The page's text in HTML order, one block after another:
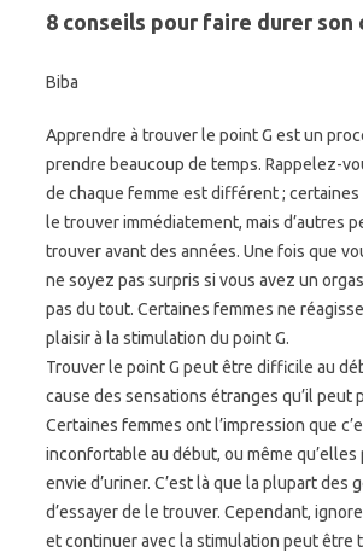
8 conseils pour faire durer son
Biba
Apprendre à trouver le point G est un
prendre beaucoup de temps. Rappelez-
de chaque femme est différent ;
le trouver immédiatement, mais d’autres
trouver avant des années. Une fois que
ne soyez pas surpris si vous avez un
pas du tout. Certaines femmes ne
plaisir à la stimulation du point G.
Trouver le point G peut être difficile au
cause des sensations étranges qu’il peut
Certaines femmes ont l’impression que
inconfortable au début, ou même
envie d’uriner. C’est là que la plupart des
d’essayer de le trouver. Cependant,
et continuer avec la stimulation peut être